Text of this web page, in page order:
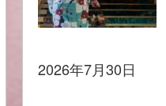
2026年7月30日